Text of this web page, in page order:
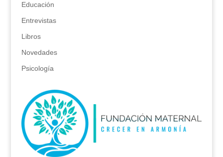
Educación
Entrevistas
Libros
Novedades
Psicología